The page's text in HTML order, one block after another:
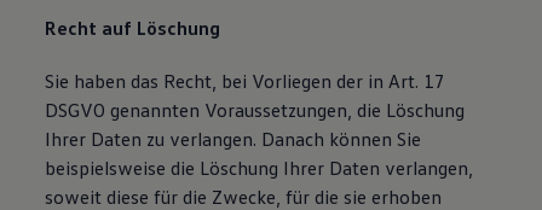
Recht auf Löschung
Sie haben das Recht, bei Vorliegen der in Art. 17
DSGVO genannten Voraussetzungen, die Löschung
Ihrer Daten zu verlangen. Danach können Sie
beispielsweise die Löschung Ihrer Daten verlangen,
soweit diese für die Zwecke, für die sie erhoben